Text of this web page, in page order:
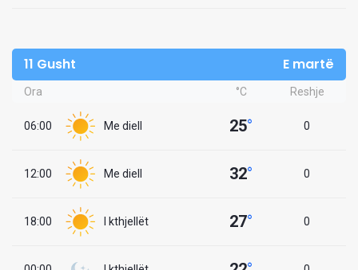
11 Gusht E martë
Ora °C Reshje
06:00 Me diell 25° 0
12:00 Me diell 32° 0
18:00 I kthjellët 27° 0